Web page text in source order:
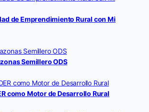
de Emprendimiento Rural con Mi
Semillero ODS
como Motor de Desarrollo Rural